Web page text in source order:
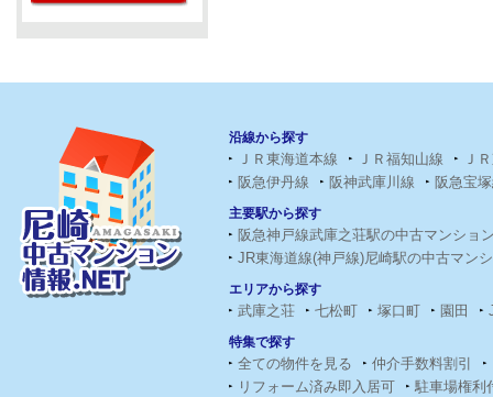
沿線から探す
ＪＲ東海道本線 ＪＲ福知山線
Ｊ
阪急伊丹線
阪神武庫川線 阪急宝
主要駅から探す
阪急神戸線武庫之荘駅の中古マンショ
JR東海道線(神戸線)尼崎駅の中古マン
エリアから探す
武庫之荘 七松町 塚口町 園田
特集で探す
全ての物件を見る 仲介手数料割引
リフォーム済み即入居可
駐車場権利